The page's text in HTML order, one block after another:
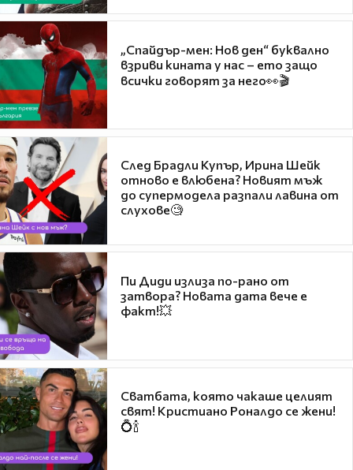
„Спайдър-мен: Нов ден“ буквално
взриви кината у нас – ето защо
всички говорят за него👀🎬
След Брадли Купър, Ирина Шейк
отново е влюбена? Новият мъж
до супермодела разпали лавина от
слухове🧐
Пи Диди излиза по-рано от
затвора? Новата дата вече е
факт!💥
Сватбата, която чакаше целият
свят! Кристиано Роналдо се жени!
💍🍾